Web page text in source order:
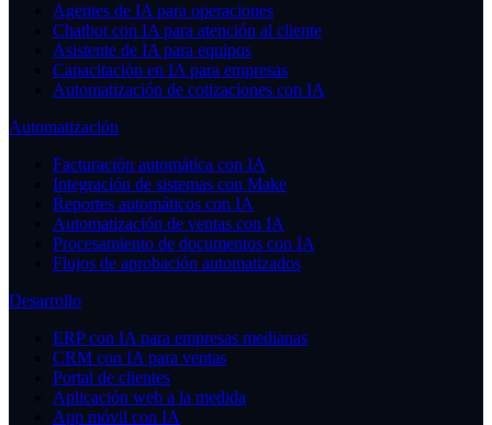
Agentes de IA para operaciones
Chatbot con IA para atención al cliente
Asistente de IA para equipos
Capacitación en IA para empresas
Automatización de cotizaciones con IA
Automatización
Facturación automática con IA
Integración de sistemas con Make
Reportes automáticos con IA
Automatización de ventas con IA
Procesamiento de documentos con IA
Flujos de aprobación automatizados
Desarrollo
ERP con IA para empresas medianas
CRM con IA para ventas
Portal de clientes
Aplicación web a la medida
App móvil con IA